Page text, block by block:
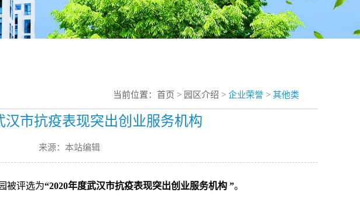
当前位置： 首页 > 园区介绍 > 企业荣誉 > 其他类
汉市抗疫表现突出创业服务机构
来源：本站编辑
被评选为“2020年度武汉市抗疫表现突出创业服务机构 ”。